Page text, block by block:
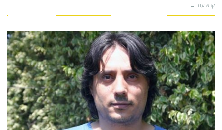
קרא עוד ←